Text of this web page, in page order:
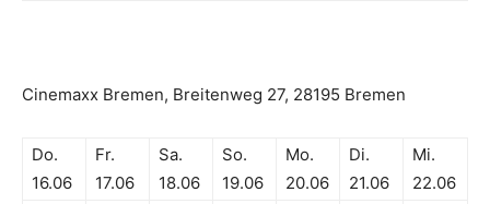
Cinemaxx Bremen, Breitenweg 27, 28195 Bremen
Do.
16.06
Fr.
17.06
Sa.
18.06
So.
19.06
Mo.
20.06
Di.
21.06
Mi.
22.06